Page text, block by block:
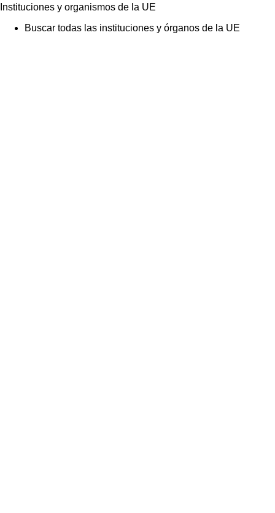
Instituciones y organismos de la UE
Buscar todas las instituciones y órganos de la UE